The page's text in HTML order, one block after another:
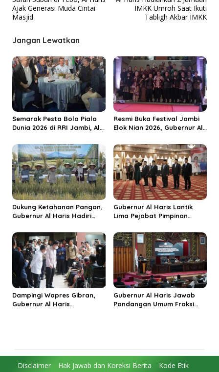
a
v
g
a
s
i
p
o
s
Ajak Generasi Muda Cintai
Masjid
IMKK Umroh Saat Ikuti
Tabligh Akbar IMKK
Jangan Lewatkan
Semarak Pesta Bola Piala
Dunia 2026 di RRI Jambi, Al
Ekonomi Rakyat
Resmi Buka Festival Jambi
Elok Nian 2026, Gubernur Al
Jadi Destinasi Wisata
Budaya Unggulan
Dukung Ketahanan Pangan,
Gubernur Al Haris Hadiri
Kabupaten Tanjungjabung
Timur
Gubernur Al Haris Lantik
Lima Pejabat Pimpinan
Penguatan Kinerja dan
Integritas
Dampingi Wapres Gibran,
Gubernur Al Haris
Gubernur Al Haris Jawab
Pandangan Umum Fraksi
Disclaimer Hak Jawab dan Koreksi Berita Kode Etik